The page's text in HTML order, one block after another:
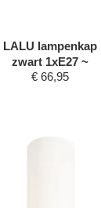
LALU lampenkap
zwart 1xE27 ~
€ 66,95